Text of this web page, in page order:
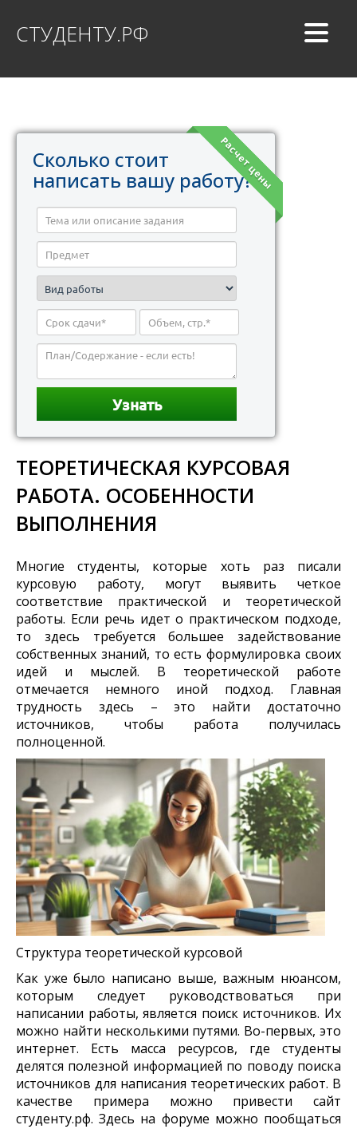
СТУДЕНТУ.РФ
Расчет цены
Сколько стоит
написать вашу работу?
ТЕОРЕТИЧЕСКАЯ КУРСОВАЯ
РАБОТА. ОСОБЕННОСТИ
ВЫПОЛНЕНИЯ
Многие студенты, которые хоть раз писали
курсовую работу, могут выявить четкое
соответствие практической и теоретической
работы. Если речь идет о практическом подходе,
то здесь требуется большее задействование
собственных знаний, то есть формулировка своих
идей и мыслей. В теоретической работе
отмечается немного иной подход. Главная
трудность здесь – это найти достаточно
источников, чтобы работа получилась
полноценной.
Структура теоретической курсовой
Как уже было написано выше, важным нюансом,
которым следует руководствоваться при
написании работы, является поиск источников. Их
можно найти несколькими путями. Во-первых, это
интернет. Есть масса ресурсов, где студенты
делятся полезной информацией по поводу поиска
источников для написания теоретических работ. В
качестве примера можно привести сайт
студенту.рф. Здесь на форуме можно пообщаться